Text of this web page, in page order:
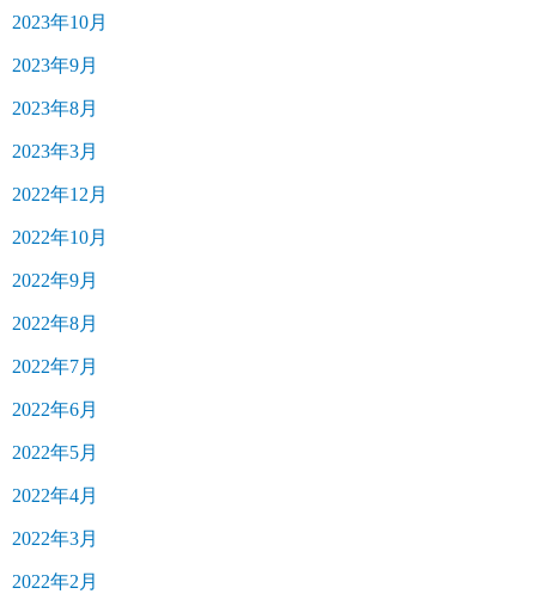
2023年10月
2023年9月
2023年8月
2023年3月
2022年12月
2022年10月
2022年9月
2022年8月
2022年7月
2022年6月
2022年5月
2022年4月
2022年3月
2022年2月